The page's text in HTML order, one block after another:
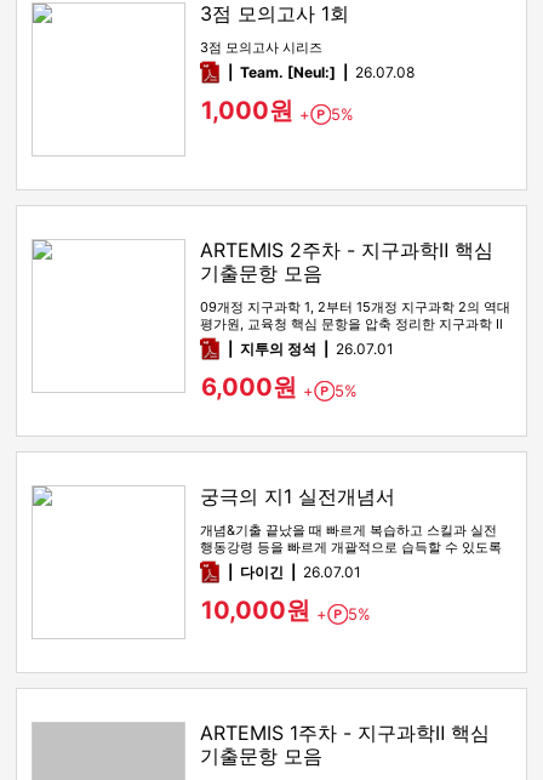
3점 모의고사 1회
3점 모의고사 시리즈
pdfTeam. [Neul:] 26.07.08
1,000원 + Point
5%
ARTEMIS 2주차 - 지구과학Ⅱ 핵심
기출문항 모음
09개정 지구과학 1, 2부터 15개정 지구과학 2의 역대
평가원, 교육청 핵심 문항을 압축 정리한 지구과학 Ⅱ
기출 선별 …
pdf지투의 정석 26.07.01
6,000원 + Point
5%
궁극의 지1 실전개념서
개념&기출 끝났을 때 빠르게 복습하고 스킬과 실전
행동강령 등을 빠르게 개괄적으로 습득할 수 있도록
해주는 실전개념서
pdf다이긴 26.07.01
10,000원 + Point
5%
ARTEMIS 1주차 - 지구과학Ⅱ 핵심
기출문항 모음